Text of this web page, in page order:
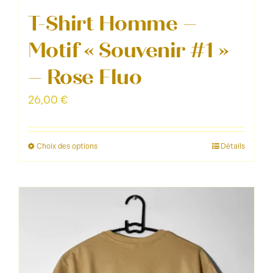
T-Shirt Homme –
Motif « Souvenir #1 »
– Rose Fluo
26,00 €
Choix des optionsCe
a
plusieurs
variations.
Les
Détails